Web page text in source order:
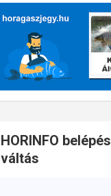
HORINFO
váltás